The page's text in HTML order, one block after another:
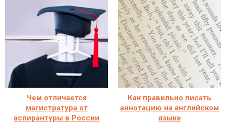
Чем отличается
магистратура от
аспирантуры в России
Как правильно писать
аннотацию на английском
языке